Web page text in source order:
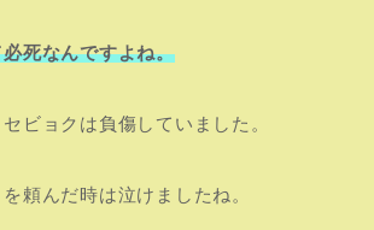
死なんですよね。
ビョクは負傷していました。
頼んだ時は泣けましたね。